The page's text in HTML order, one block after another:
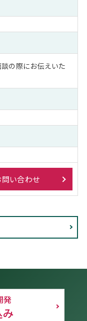
の際にお伝えいた
い合わせ
発